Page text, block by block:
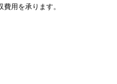
用を承ります。